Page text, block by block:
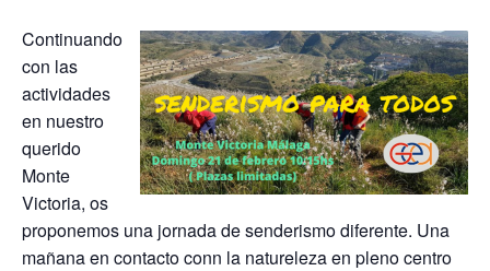
Continuando
con las
actividades
en nuestro
querido
Monte
Victoria, os
proponemos una jornada de senderismo diferente. Una
mañana en contacto conn la natureleza en pleno centro